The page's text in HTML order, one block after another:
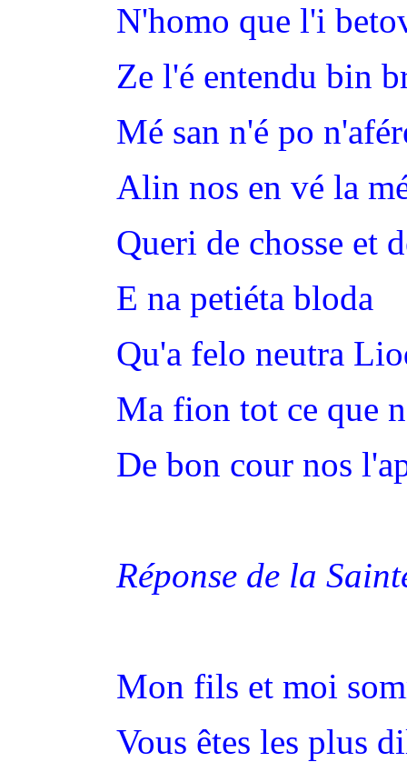
N'homo que l'i
Ze l'é entendu bin
Mé san n'é po
Alin nos en vé la
Queri de chosse et
E na petiéta bloda
Qu'a felo neutra
Ma fion tot ce que
De bon cour nos
Réponse de la
Mon fils et moi
Vous êtes les plus